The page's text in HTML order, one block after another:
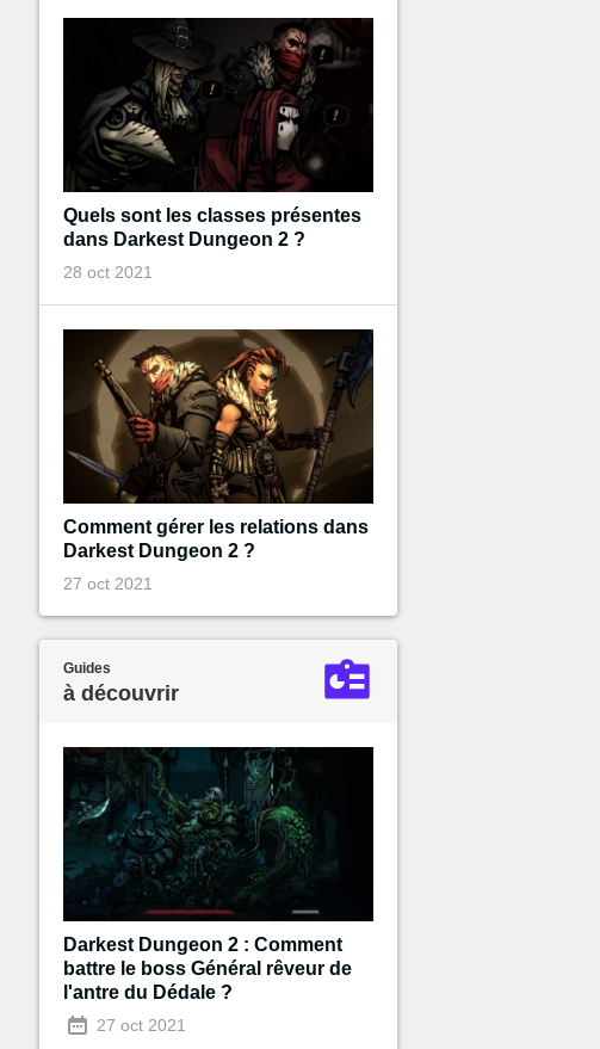
Quels sont les classes présentes
dans Darkest Dungeon 2 ?
28 oct 2021
Comment gérer les relations dans
Darkest Dungeon 2 ?
27 oct 2021
Guides
à découvrir
Darkest Dungeon 2 : Comment
battre le boss Général rêveur de
l'antre du Dédale ?
27 oct 2021